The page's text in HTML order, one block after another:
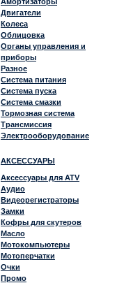
Двигатели
Колеса
Облицовка
Органы управления и
приборы
Разное
Система питания
Система пуска
Система смазки
Тормозная система
Трансмиссия
Электрооборудование
АКСЕССУАРЫ
Аксессуары для ATV
Аудио
Видеорегистраторы
Замки
Кофры для скутеров
Масло
Мотокомпьютеры
Мотоперчатки
Очки
Промо